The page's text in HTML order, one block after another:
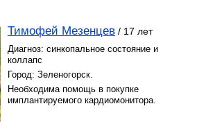
Тимофей Мезенцев / 17 лет
Диагноз: синкопальное состояние и
коллапс
Город: Зеленогорск.
Необходима помощь в покупке
имплантируемого кардиомонитора.